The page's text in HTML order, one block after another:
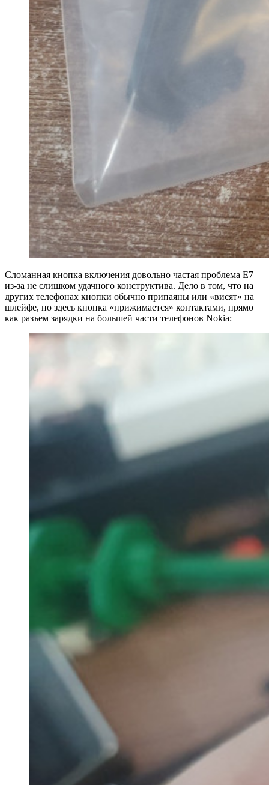
Сломанная кнопка включения довольно частая проблема E7
из-за не слишком удачного конструктива. Дело в том, что на
других телефонах кнопки обычно припаяны или «висят»‬ на
шлейфе, но здесь кнопка «прижимается»‬ контактами, прямо
как разъем зарядки на большей части телефонов Nokia: